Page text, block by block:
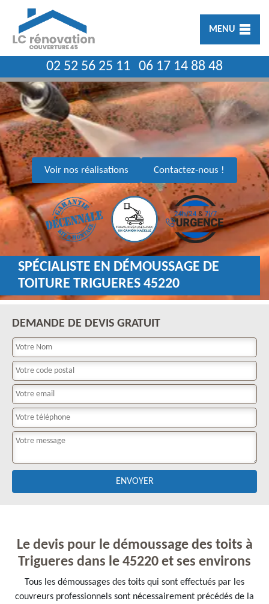
MENU
02 52 56 25 11 06 17 14 88 48
Voir nos réalisations Contactez-nous !
SPÉCIALISTE EN DÉMOUSSAGE DE
TOITURE TRIGUERES 45220
DEMANDE DE DEVIS GRATUIT
Le devis pour le démoussage des toits à
Trigueres dans le 45220 et ses environs
Tous les démoussages des toits qui sont effectués par les
couvreurs professionnels sont nécessairement précédés de la